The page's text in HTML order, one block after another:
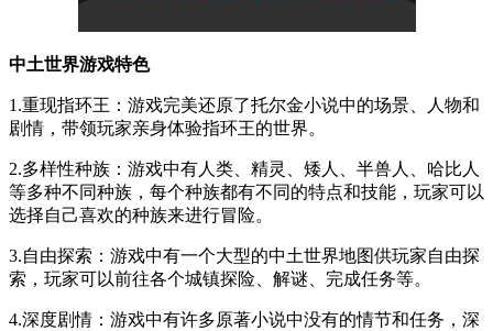
中土世界游戏特色
1.重现指环王：游戏完美还原了托尔金小说中的场景、人物和
剧情，带领玩家亲身体验指环王的世界。
2.多样性种族：游戏中有人类、精灵、矮人、半兽人、哈比人
等多种不同种族，每个种族都有不同的特点和技能，玩家可以
选择自己喜欢的种族来进行冒险。
3.自由探索：游戏中有一个大型的中土世界地图供玩家自由探
索，玩家可以前往各个城镇探险、解谜、完成任务等。
4.深度剧情：游戏中有许多原著小说中没有的情节和任务，深